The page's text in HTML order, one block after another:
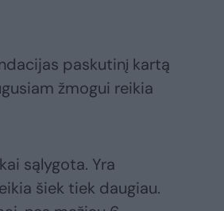
paskutinį kartą
žmogui reikia
sąlygota. Yra
šiek tiek daugiau.